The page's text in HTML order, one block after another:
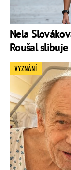
Nela
Roušal
VYZNÁNÍ